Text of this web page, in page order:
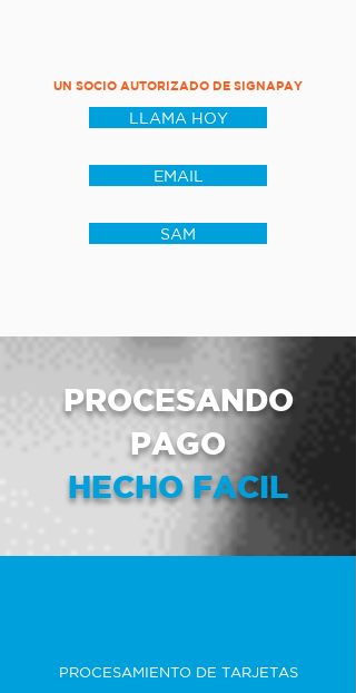
UN SOCIO AUTORIZADO DE SIGNAPAY
LLAMA HOY
EMAIL
SAM
PROCESANDO
PAGO
HECHO FACIL
PROCESAMIENTO DE TARJETAS